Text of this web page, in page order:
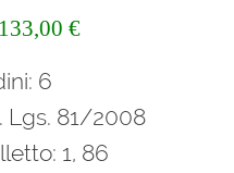
€.
133,00 €Il
133,00 €.
6
Lgs. 81/2008
1, 86